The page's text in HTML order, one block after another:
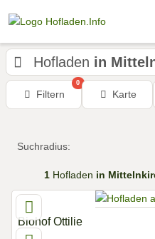
Hofladen in
Filtern
0
Karte
Suchradius:
1Hofladen in
Biohof Ottilie